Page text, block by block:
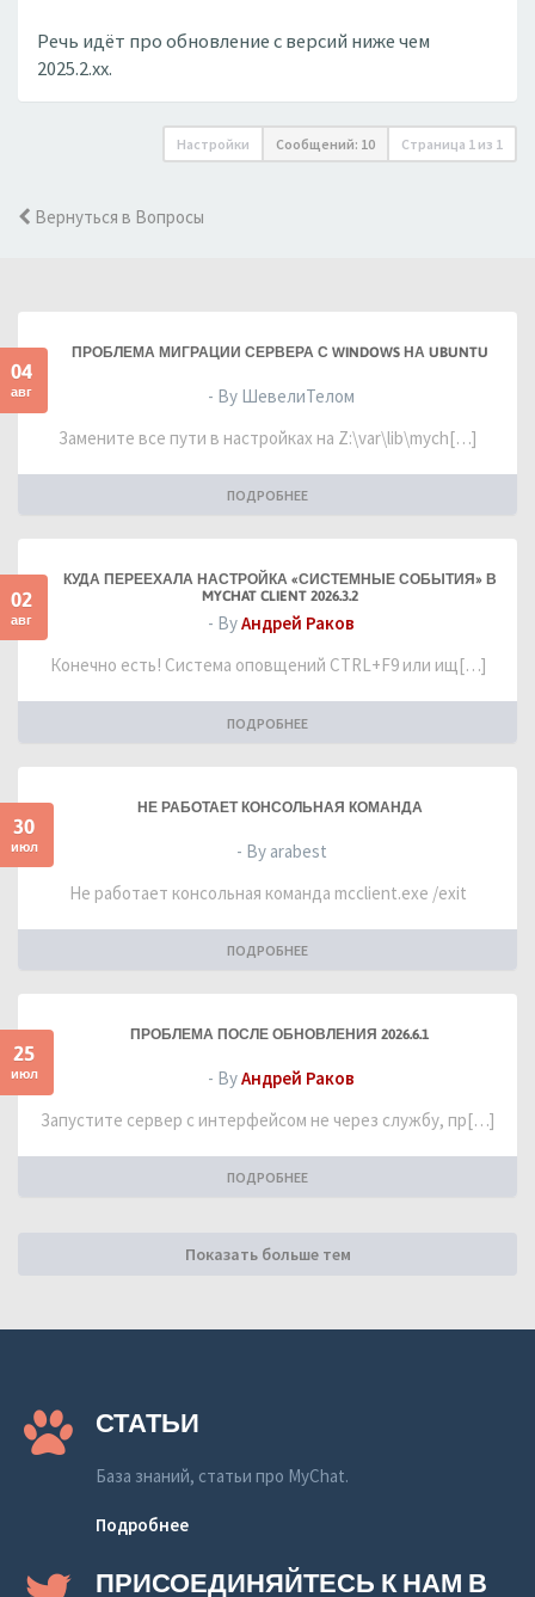
Речь идёт про обновление с версий ниже чем
2025.2.xx.
Настройки Сообщений: 10 Страница 1 из 1
Вернуться в Вопросы
04
авг
ПРОБЛЕМА МИГРАЦИИ СЕРВЕРА С WINDOWS НА UBUNTU
- By ШевелиТелом
Замените все пути в настройках на Z:\var\lib\mych[…]
ПОДРОБНЕЕ
02
авг
КУДА ПЕРЕЕХАЛА НАСТРОЙКА «СИСТЕМНЫЕ СОБЫТИЯ» В
MYCHAT CLIENT 2026.3.2
- ByАндрей Раков
Конечно есть! Система оповщений CTRL+F9 или ищ[…]
ПОДРОБНЕЕ
30
июл
НЕ РАБОТАЕТ КОНСОЛЬНАЯ КОМАНДА
- By arabest
Не работает консольная команда mcclient.exe /exit
ПОДРОБНЕЕ
25
июл
ПРОБЛЕМА ПОСЛЕ ОБНОВЛЕНИЯ 2026.6.1
- ByАндрей Раков
Запустите сервер с интерфейсом не через службу, пр[…]
ПОДРОБНЕЕ
Показать больше тем
СТАТЬИ
База знаний, статьи про MyChat.
Подробнее
ПРИСОЕДИНЯЙТЕСЬ К НАМ В